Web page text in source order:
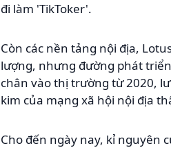
đi làm 'TikToker'.
Còn các nền tảng nội địa,
lượng, nhưng đường phát triển
chân vào thị trường từ 2020,
kim của mạng xã hội nội địa
Cho đến ngày nay, kỉ nguyên